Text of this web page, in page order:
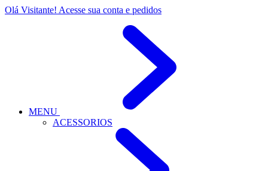
Olá Visitante! Acesse sua conta e pedidos
MENU
ACESSORIOS